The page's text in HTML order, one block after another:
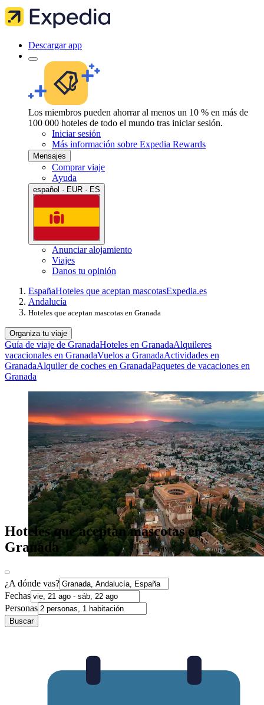
Descargar app
Los miembros pueden ahorrar al menos un 10 % en más de
100 000 hoteles de todo el mundo tras iniciar sesión.
Iniciar sesión
Más información sobre Expedia Rewards
Mensajes
Comprar viaje
Ayuda
español · EUR · ES
Anunciar alojamiento
Viajes
Danos tu opinión
EspañaHoteles que aceptan mascotasExpedia.es
Andalucía
Hoteles que aceptan mascotas en Granada
Organiza tu viaje
Guía de viaje de GranadaHoteles en GranadaAlquileres
vacacionales en GranadaVuelos a GranadaActividades en
GranadaAlquiler de coches en GranadaPaquetes de vacaciones en
Granada
Hoteles que aceptan mascotas en
Granada
¿A dónde vas?
Fechas
Personas
Buscar